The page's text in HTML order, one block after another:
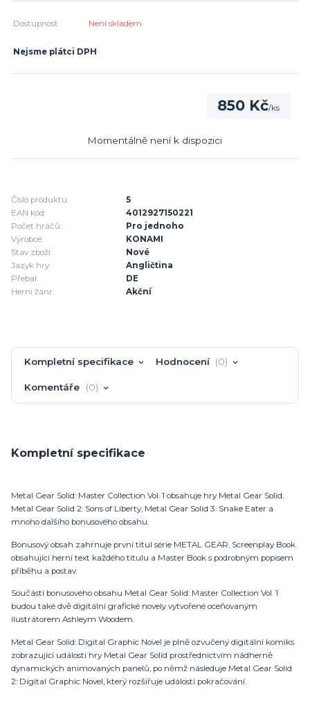
Dostupnost Není skladem
Nejsme plátci DPH
850 Kč/ks
Momentálně není k dispozici
Číslo produktu:
5
EAN kód:
4012927150221
Počet hráčů:
Pro jednoho
Výrobce:
KONAMI
Stav zboží:
Nové
Jazyk hry:
Angličtina
Přebal:
DE
Herní žánr:
Akční
Kompletní specifikace Hodnocení 0
Komentáře 0
Kompletní specifikace
Metal Gear Solid: Master Collection Vol. 1 obsahuje hry Metal Gear Solid,
Metal Gear Solid 2: Sons of Liberty, Metal Gear Solid 3: Snake Eater a
mnoho dalšího bonusového obsahu.
Bonusový obsah zahrnuje první titul série METAL GEAR, Screenplay Book
obsahující herní text každého titulu a Master Book s podrobným popisem
příběhu a postav.
Součástí bonusového obsahu Metal Gear Solid: Master Collection Vol. 1
budou také dvě digitální grafické novely vytvořené oceňovaným
ilustrátorem Ashleym Woodem.
Metal Gear Solid: Digital Graphic Novel je plně ozvučený digitální komiks
zobrazující události hry Metal Gear Solid prostřednictvím nádherně
dynamických animovaných panelů, po němž následuje Metal Gear Solid
2: Digital Graphic Novel, který rozšiřuje události pokračování.